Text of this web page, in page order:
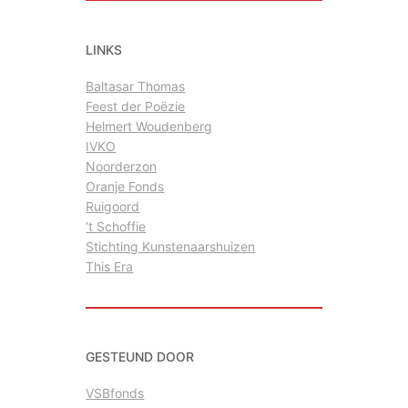
n
LINKS
Baltasar Thomas
Feest der Poëzie
Helmert Woudenberg
IVKO
Noorderzon
Oranje Fonds
Ruigoord
’t Schoffie
Stichting Kunstenaarshuizen
This Era
GESTEUND DOOR
VSBfonds